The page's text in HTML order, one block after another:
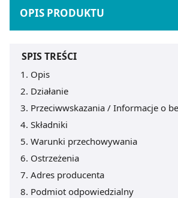
OPIS PRODUKTU
SPIS TREŚCI
Opis
Działanie
Przeciwwskazania / Informacje o
Składniki
Warunki przechowywania
Ostrzeżenia
Adres producenta
Podmiot odpowiedzialny